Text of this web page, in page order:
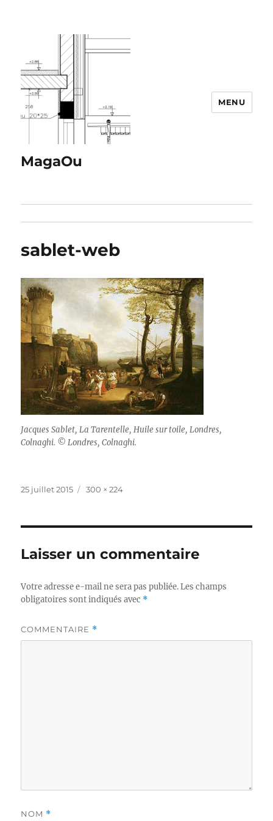
MagaOu
MENU
sablet-web
Jacques Sablet, La Tarentelle, Huile sur toile, Londres,
Colnaghi. © Londres, Colnaghi.
Publié
25 juillet 2015
Taille
300 × 224
Laisser un commentaire
Votre adresse e-mail ne sera pas publiée. Les champs
obligatoires sont indiqués avec *
COMMENTAIRE *
NOM *